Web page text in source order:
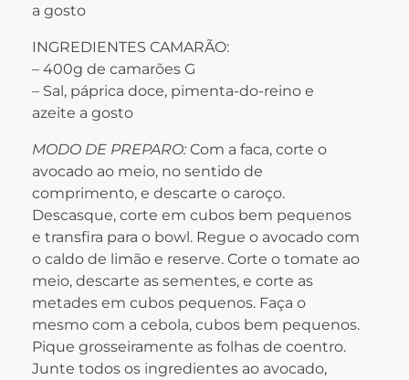
a gosto
INGREDIENTES CAMARÃO:
– 400g de camarões G
– Sal, páprica doce, pimenta-do-reino e
azeite a gosto
MODO DE PREPARO: Com a faca, corte o
avocado ao meio, no sentido de
comprimento, e descarte o caroço.
Descasque, corte em cubos bem pequenos
e transfira para o bowl. Regue o avocado com
o caldo de limão e reserve. Corte o tomate ao
meio, descarte as sementes, e corte as
metades em cubos pequenos. Faça o
mesmo com a cebola, cubos bem pequenos.
Pique grosseiramente as folhas de coentro.
Junte todos os ingredientes ao avocado,